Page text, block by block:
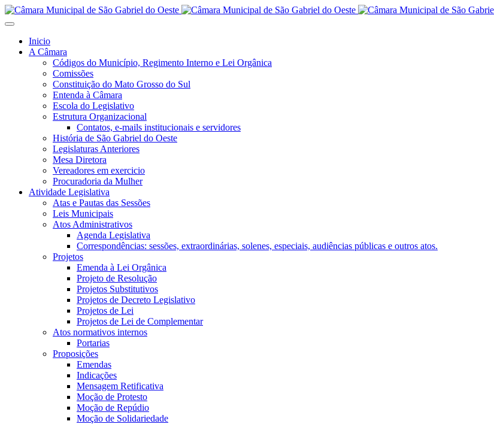
Inicio
A Câmara
Códigos do Município, Regimento Interno e Lei Orgânica
Comissões
Constituição do Mato Grosso do Sul
Entenda à Câmara
Escola do Legislativo
Estrutura Organizacional
Contatos, e-mails institucionais e servidores
História de São Gabriel do Oeste
Legislaturas Anteriores
Mesa Diretora
Vereadores em exercicio
Procuradoria da Mulher
Atividade Legislativa
Atas e Pautas das Sessões
Leis Municipais
Atos Administrativos
Agenda Legislativa
Correspondências: sessões, extraordinárias, solenes, especiais, audiências públicas e outros atos.
Projetos
Emenda à Lei Orgânica
Projeto de Resolução
Projetos Substitutivos
Projetos de Decreto Legislativo
Projetos de Lei
Projetos de Lei de Complementar
Atos normativos internos
Portarias
Proposições
Emendas
Indicações
Mensagem Retificativa
Moção de Protesto
Moção de Repúdio
Moção de Solidariedade